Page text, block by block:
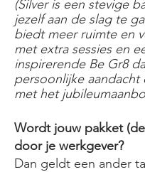
(Silver is een stevige
jezelf aan de slag te
biedt meer ruimte en
met extra sessies en
inspirerende Be Gr8
persoonlijke aandacht
met het
Wordt jouw pakket
door je werkgever?
Dan geldt een ander